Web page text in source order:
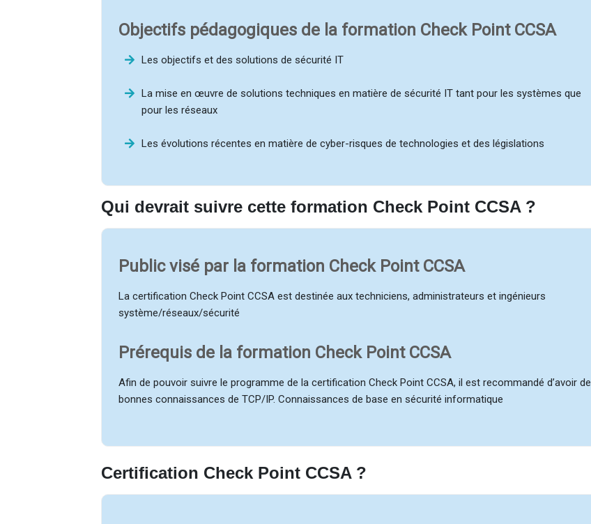
Objectifs pédagogiques de la formation Check Point CCSA
Les objectifs et des solutions de sécurité IT
La mise en œuvre de solutions techniques en matière de sécurité IT tant pour les systèmes que
pour les réseaux
Les évolutions récentes en matière de cyber-risques de technologies et des législations
Qui devrait suivre cette formation Check Point CCSA ?
Public visé par la formation Check Point CCSA
La certification Check Point CCSA est destinée aux techniciens, administrateurs et ingénieurs
système/réseaux/sécurité
Prérequis de la formation Check Point CCSA
Afin de pouvoir suivre le programme de la certification Check Point CCSA, il est recommandé d’avoir de
bonnes connaissances de TCP/IP. Connaissances de base en sécurité informatique
Certification Check Point CCSA ?